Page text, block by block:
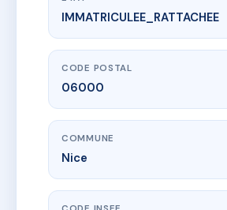
www.vme.plus/AC7248156
GIOFFREDO 40-42
40 r gioffredo
IMMATRICULEE_RATTACHEE
CODE POSTAL
06000
COMMUNE
Nice